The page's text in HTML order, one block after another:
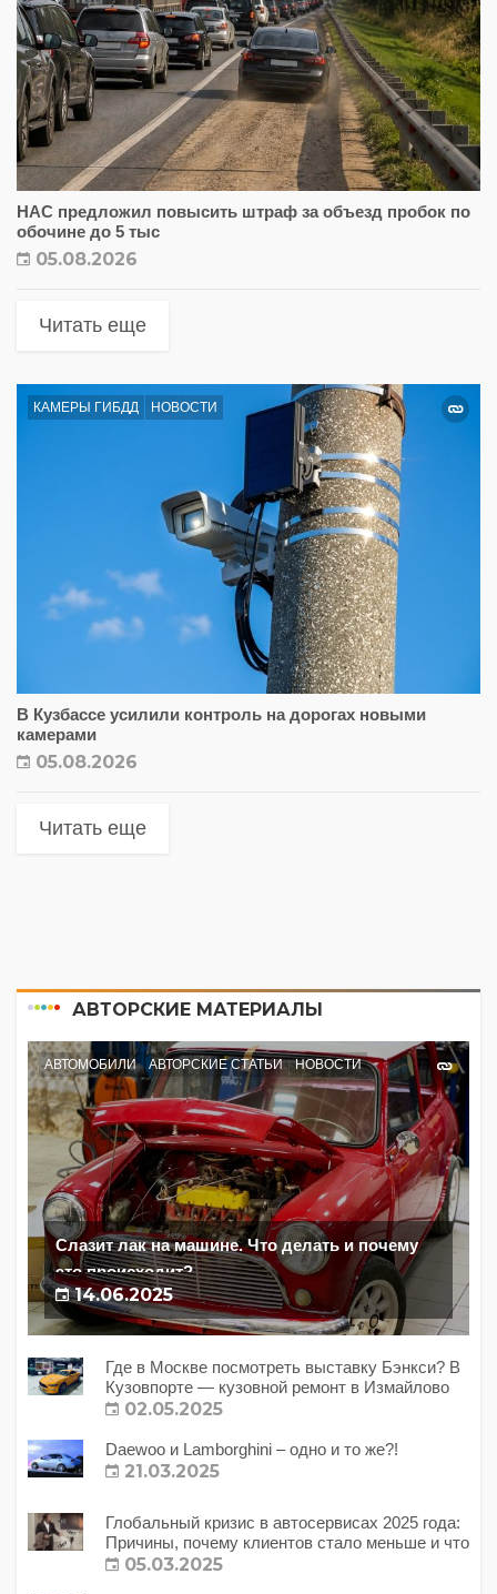
НАС предложил повысить штраф за объезд пробок по
обочине до 5 тыс
05.08.2026
Читать еще
КАМЕРЫ ГИБДД НОВОСТИ
В Кузбассе усилили контроль на дорогах новыми
камерами
05.08.2026
Читать еще
АВТОРСКИЕ МАТЕРИАЛЫ
АВТОМОБИЛИ АВТОРСКИЕ СТАТЬИ НОВОСТИ
Слазит лак на машине. Что делать и почему
это происходит?
14.06.2025
Где в Москве посмотреть выставку Бэнкси? В
Кузовпорте — кузовной ремонт в Измайлово
02.05.2025
Daewoo и Lamborghini – одно и то же?!
21.03.2025
Глобальный кризис в автосервисах 2025 года:
Причины, почему клиентов стало меньше и что
с этим делать?
05.03.2025